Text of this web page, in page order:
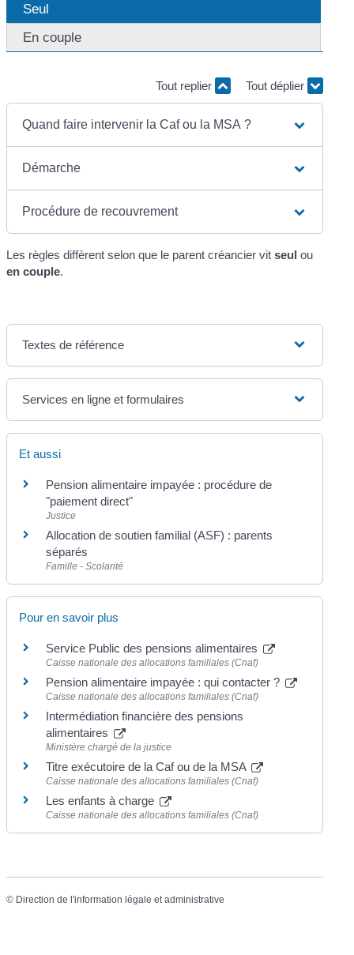
Seul
En couple
Tout replier Tout déplier
Quand faire intervenir la Caf ou la MSA ?
Démarche
Procédure de recouvrement
Les règles diffèrent selon que le parent créancier vitseul ou
en couple.
Textes de référence
Services en ligne et formulaires
Et aussi
Pension alimentaire impayée : procédure de
"paiement direct"
Justice
Allocation de soutien familial (ASF) : parents
séparés
Famille - Scolarité
Pour en savoir plus
Service Public des pensions alimentaires
Caisse nationale des allocations familiales (Cnaf)
Pension alimentaire impayée : qui contacter ?
Caisse nationale des allocations familiales (Cnaf)
Intermédiation financière des pensions
alimentaires
Ministère chargé de la justice
Titre exécutoire de la Caf ou de la MSA
Caisse nationale des allocations familiales (Cnaf)
Les enfants à charge
Caisse nationale des allocations familiales (Cnaf)
© Direction de l'information légale et administrative